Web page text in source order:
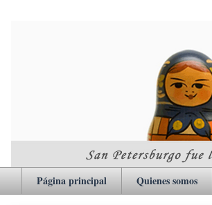
Página principal Quienes somos